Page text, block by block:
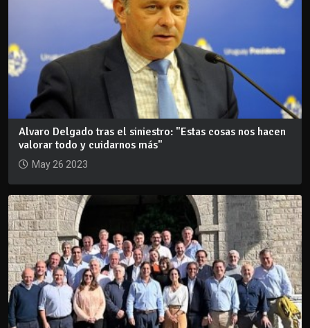
Alvaro Delgado tras el siniestro: "Estas cosas nos hacen
valorar todo y cuidarnos más"
May 26 2023